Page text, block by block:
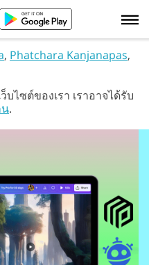
, Phatchara Kanjanapas,
ไซต์ของเรา เราอาจได้รับ
.